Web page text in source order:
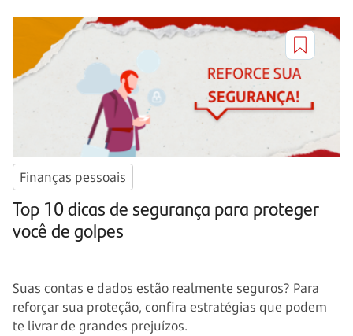
Finanças pessoais
Top 10 dicas de segurança para proteger
você de golpes
Suas contas e dados estão realmente seguros? Para
reforçar sua proteção, confira estratégias que podem
te livrar de grandes prejuízos.